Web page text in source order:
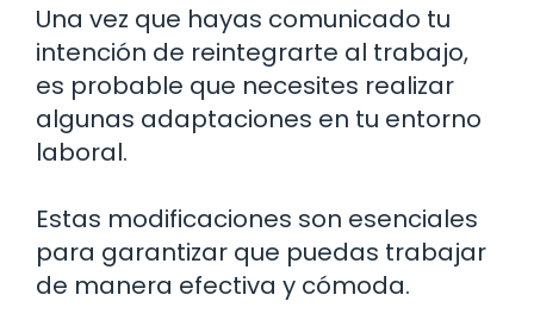
Una vez que hayas comunicado tu
intención de reintegrarte al trabajo,
es probable que necesites realizar
algunas adaptaciones en tu entorno
laboral.
Estas modificaciones son esenciales
para garantizar que puedas trabajar
de manera efectiva y cómoda.